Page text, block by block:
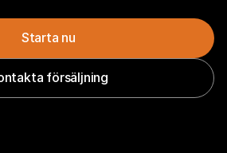
Starta nu
försäljning